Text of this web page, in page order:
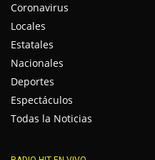
Coronavirus
Locales
Estatales
Nacionales
Deportes
Espectáculos
Todas la Noticias